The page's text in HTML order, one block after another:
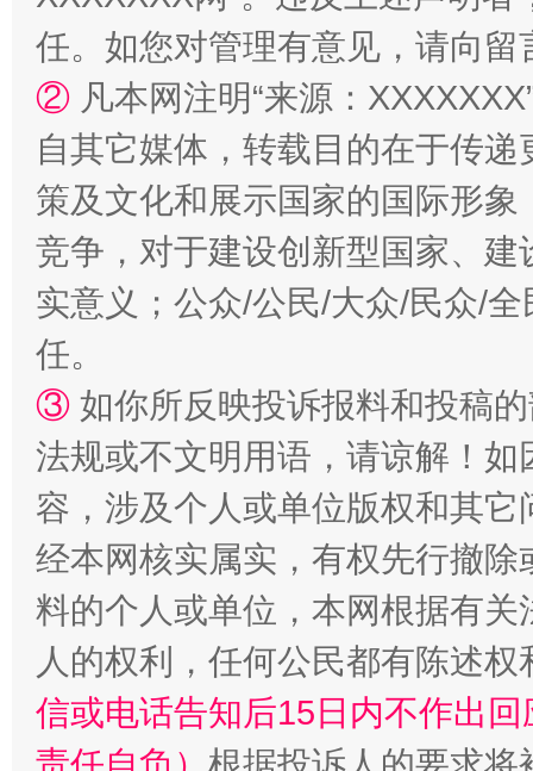
漫山遍野的桃花与雪山、麦地、白藏房 除
招工难、用工荒背后
任。如您对管理有意见，请向
② 凡本网注明“来源：
自其它媒体，转载目的在于传
策及文化和展示国家的国际形
竞争，对于建设创新型国家、
实意义；公众/公民/大众/民众/
任。
③ 如你所反映投诉报料和投稿
法规或不文明用语，请谅解！
容，涉及个人或单位版权和其它
经本网核实属实，有权先行撤
料的个人或单位，本网根据有
人的权利，任何公民都有陈述
信或电话告知后15日内不作出